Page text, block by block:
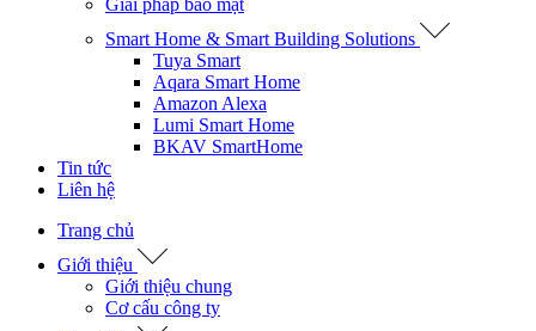
Giải pháp bảo mật
Smart Home & Smart Building Solutions
Tuya Smart
Aqara Smart Home
Amazon Alexa
Lumi Smart Home
BKAV SmartHome
Tin tức
Liên hệ
Trang chủ
Giới thiệu
Giới thiệu chung
Cơ cấu công ty